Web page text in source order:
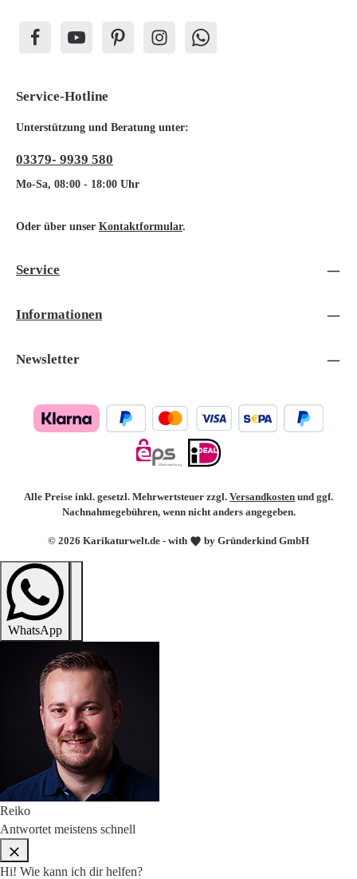
Service-Hotline
Unterstützung und Beratung unter:
03379- 9939 580
Mo-Sa, 08:00 - 18:00 Uhr
Oder über unser Kontaktformular.
Service
Informationen
Newsletter
© 2026 Karikaturwelt.de - with by Gründerkind GmbH
Alle Preise inkl. gesetzl. Mehrwertsteuer zzgl. Versandkosten und ggf.
Nachnahmegebühren, wenn nicht anders angegeben.
WhatsApp
Reiko
Antwortet meistens schnell
Hi! Wie kann ich dir helfen?